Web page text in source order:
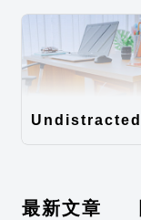
最新文章